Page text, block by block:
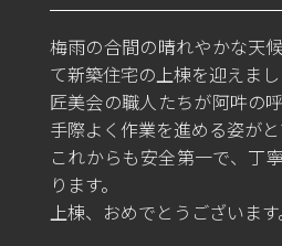
梅雨の合間の晴れやかな天
て新築住宅の上棟を迎えまし
匠美会の職人たちが阿吽の
手際よく作業を進める姿がと
これからも安全第一で、丁
ります。
上棟、おめでとうございます